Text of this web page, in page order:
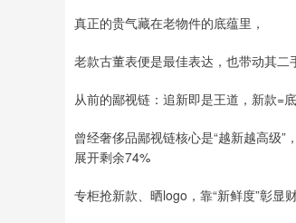
真正的贵气藏在老物件的底蕴里，
老款古董表便是最佳表达，也带动其二
从前的鄙视链：追新即是王道，新款=
曾经奢侈品鄙视链核心是“越新越高级”，
展开剩余74%
专柜抢新款、晒logo，靠“新鲜度”彰显